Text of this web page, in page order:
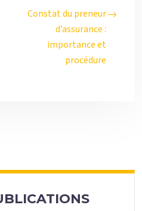
Constat du preneur
d’assurance :
importance et
procédure